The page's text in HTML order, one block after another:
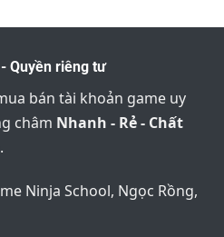
Quyền riêng tư
bán tài khoản game uy
châm Nhanh - Rẻ - Chất
.
Ninja School, Ngọc Rồng,